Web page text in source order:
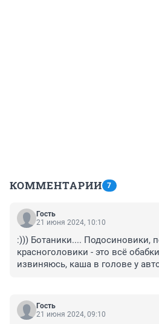
КОММЕНТАРИИ 7
Гость
21 июня 2024, 10:10
:))) Ботаники.... Подосиновики,
красноголовики - это всё
извиняюсь, каша в голове у
Гость
21 июня 2024, 09:10